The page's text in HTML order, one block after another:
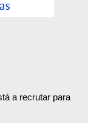
a recrutar para